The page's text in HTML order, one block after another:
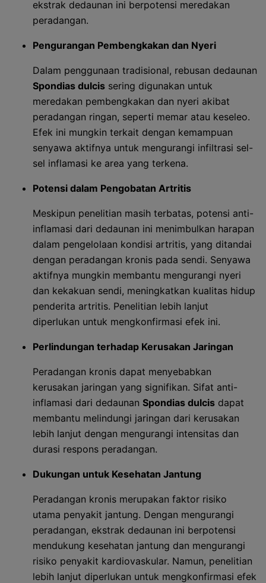
ekstrak dedaunan ini berpotensi meredakan
peradangan.
Pengurangan Pembengkakan dan Nyeri
Dalam penggunaan tradisional, rebusan dedaunan
Spondias dulcis sering digunakan untuk
meredakan pembengkakan dan nyeri akibat
peradangan ringan, seperti memar atau keseleo.
Efek ini mungkin terkait dengan kemampuan
senyawa aktifnya untuk mengurangi infiltrasi sel-
sel inflamasi ke area yang terkena.
Potensi dalam Pengobatan Artritis
Meskipun penelitian masih terbatas, potensi anti-
inflamasi dari dedaunan ini menimbulkan harapan
dalam pengelolaan kondisi artritis, yang ditandai
dengan peradangan kronis pada sendi. Senyawa
aktifnya mungkin membantu mengurangi nyeri
dan kekakuan sendi, meningkatkan kualitas hidup
penderita artritis. Penelitian lebih lanjut
diperlukan untuk mengkonfirmasi efek ini.
Perlindungan terhadap Kerusakan Jaringan
Peradangan kronis dapat menyebabkan
kerusakan jaringan yang signifikan. Sifat anti-
inflamasi dari dedaunan Spondias dulcis dapat
membantu melindungi jaringan dari kerusakan
lebih lanjut dengan mengurangi intensitas dan
durasi respons peradangan.
Dukungan untuk Kesehatan Jantung
Peradangan kronis merupakan faktor risiko
utama penyakit jantung. Dengan mengurangi
peradangan, ekstrak dedaunan ini berpotensi
mendukung kesehatan jantung dan mengurangi
risiko penyakit kardiovaskular. Namun, penelitian
lebih lanjut diperlukan untuk mengkonfirmasi efek